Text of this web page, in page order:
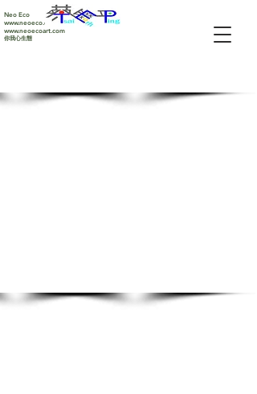
Neo Eco
www.neoeco.com
www.neoecoart.com
你我心生態